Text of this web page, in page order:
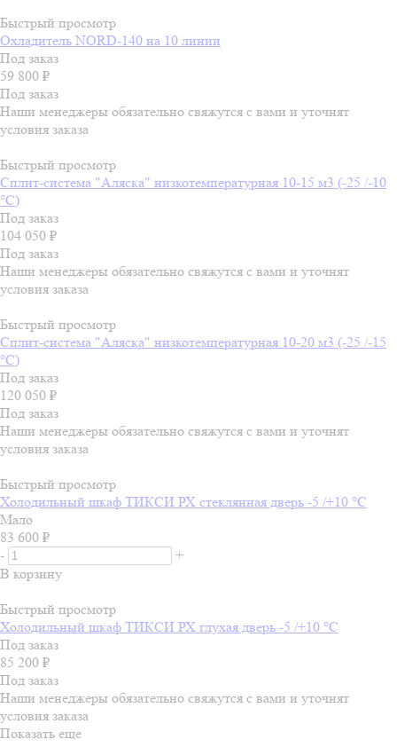
Быстрый просмотр
Охладитель NORD-140 на 10 линии
Под заказ
59 800 ₽
Под заказ
Наши менеджеры обязательно свяжутся с вами и уточнят
условия заказа
Быстрый просмотр
Сплит-система "Аляска" низкотемпературная 10-15 м3 (-25 /-10
°C)
Под заказ
104 050 ₽
Под заказ
Наши менеджеры обязательно свяжутся с вами и уточнят
условия заказа
Быстрый просмотр
Сплит-система "Аляска" низкотемпературная 10-20 м3 (-25 /-15
°C)
Под заказ
120 050 ₽
Под заказ
Наши менеджеры обязательно свяжутся с вами и уточнят
условия заказа
Быстрый просмотр
Холодильный шкаф ТИКСИ РХ стеклянная дверь -5 /+10 °C
Мало
83 600 ₽
-
+
В корзину
Быстрый просмотр
Холодильный шкаф ТИКСИ РХ глухая дверь -5 /+10 °C
Под заказ
85 200 ₽
Под заказ
Наши менеджеры обязательно свяжутся с вами и уточнят
условия заказа
Показать еще